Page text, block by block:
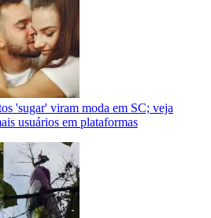
'sugar' viram moda em SC; veja
usuários em plataformas